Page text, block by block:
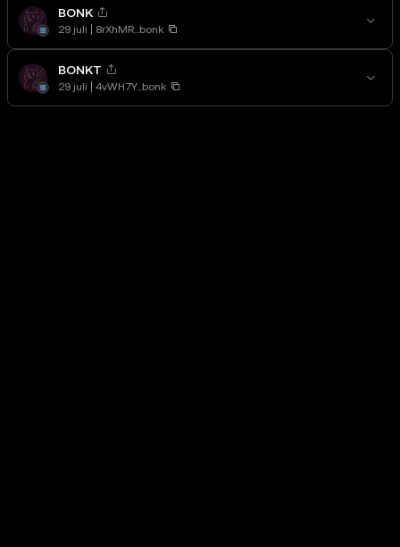
BONK
29 juli 8rXhMR...bonk
BONKT
29 juli 4vWH7Y...bonk